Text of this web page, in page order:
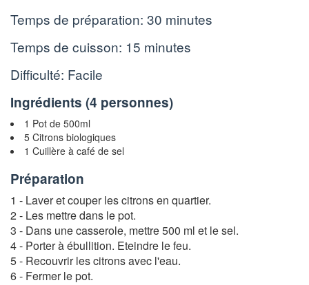
Temps de préparation: 30 minutes
Temps de cuisson: 15 minutes
Difficulté: Facile
Ingrédients (4 personnes)
1 Pot de 500ml
5 Citrons biologiques
1 Cuillère à café de sel
Préparation
1 - Laver et couper les citrons en quartier.
2 - Les mettre dans le pot.
3 - Dans une casserole, mettre 500 ml et le sel.
4 - Porter à ébullition. Eteindre le feu.
5 - Recouvrir les citrons avec l'eau.
6 - Fermer le pot.